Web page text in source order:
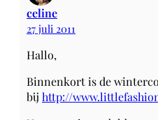
celine
27 juli 2011
Hallo,
Binnenkort is de
bij http://